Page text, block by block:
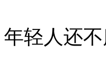
年轻人还